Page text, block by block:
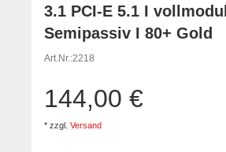
3.1 PCI-E 5.1 I
Semipassiv I 80+ Gold
Art.Nr.:2218
144,00 €
* zzgl. Versand